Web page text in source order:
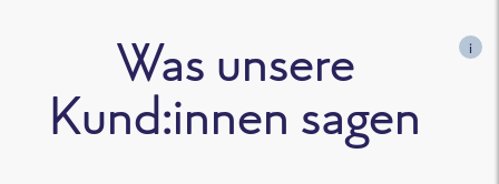
Was unsere
Kund:innen sagen
i